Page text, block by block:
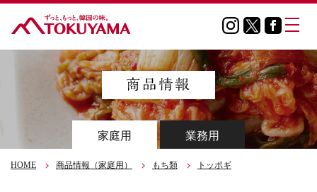
家庭用 業務用
HOME 商品情報（家庭用） もち類 トッポギ